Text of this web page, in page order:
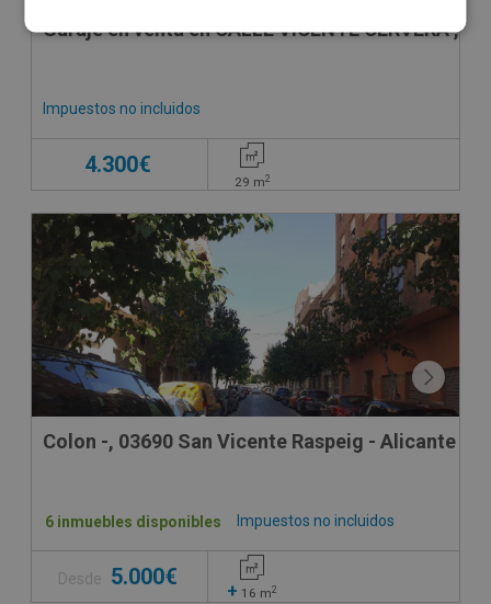
Garaje en venta en CALLE VICENTE CERVERA , 57
Impuestos no incluidos
4.300€
29 m2
Colon -, 03690 San Vicente Raspeig - Alicante
Impuestos no incluidos
6 inmuebles disponibles
Desde 5.000€
+ 16 m2